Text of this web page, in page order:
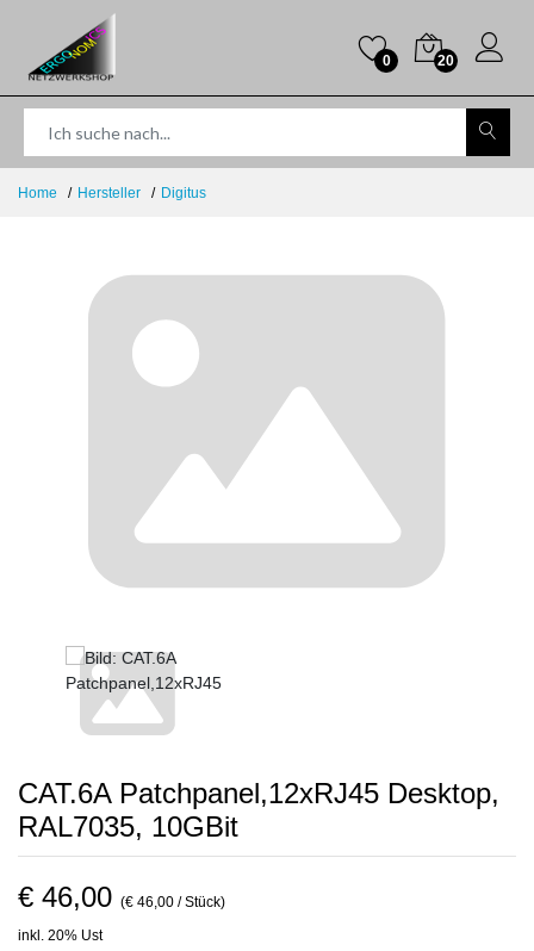
0 20
Home Hersteller Digitus
CAT.6A Patchpanel,12xRJ45 Desktop,
RAL7035, 10GBit
€ 46,00 (€ 46,00 / Stück)
inkl. 20% Ust